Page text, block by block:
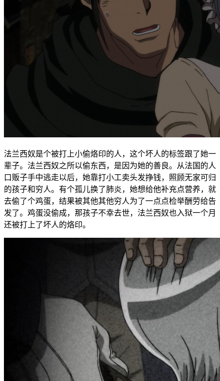
法兰西奴是个被打上小偷烙印的人，这个坏人的标签跟了她一
辈子。法兰西奴之所以偷东西，是因为她的善良。从法国的人
口贩子手中逃走以后，她靠打小工卖头发挣钱，照顾无家可归
的孩子和穷人。有个孤儿换了肺炎，她想给他补充点营养，就
去偷了个鸡蛋，结果被其他其他穷人为了一点点检举酬劳给告
发了。鸡蛋没偷成，那孩子不幸去世，法兰西奴也入狱一个月
还被打上了坏人的烙印。